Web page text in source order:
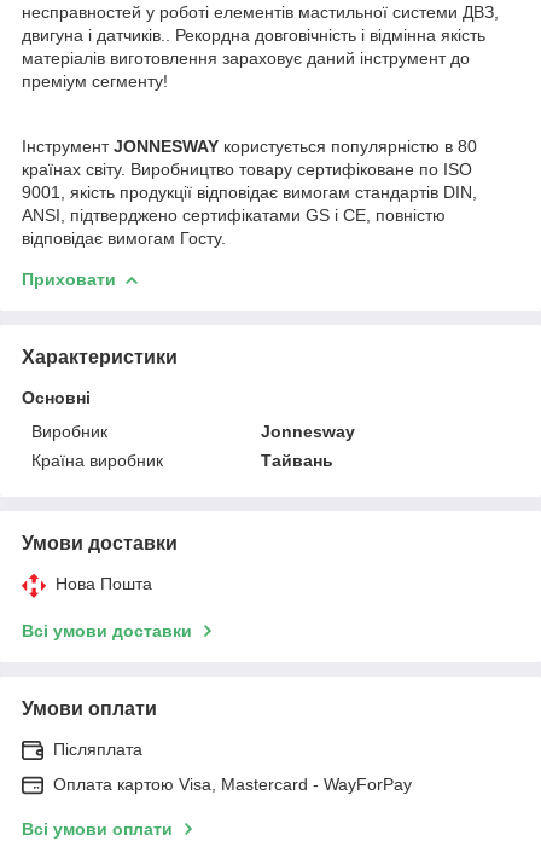
несправностей у роботі елементів мастильної системи ДВЗ,
двигуна і датчиків.. Рекордна довговічність і відмінна якість
матеріалів виготовлення зараховує даний інструмент до
преміум сегменту!
ІнструментJONNESWAY користується популярністю в 80
країнах світу. Виробництво товару сертифіковане по ISO
9001, якість продукції відповідає вимогам стандартів DIN,
ANSI, підтверджено сертифікатами GS і СЕ, повністю
відповідає вимогам Госту.
Приховати
Характеристики
Основні
Виробник
Jonnesway
Країна виробник
Тайвань
Умови доставки
Нова Пошта
Всі умови доставки
Умови оплати
Післяплата
Оплата картою Visa, Mastercard - WayForPay
Всі умови оплати